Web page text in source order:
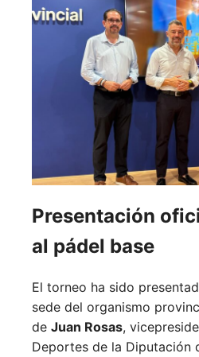
Presentación
al pádel base
El torneo ha sido
sede del organismo
de Juan Rosas,
Deportes de la Diputación